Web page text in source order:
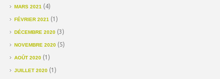
MARS 2021 (4)
FÉVRIER 2021 (1)
DÉCEMBRE 2020 (3)
NOVEMBRE 2020 (5)
AOÛT 2020 (1)
JUILLET 2020 (1)